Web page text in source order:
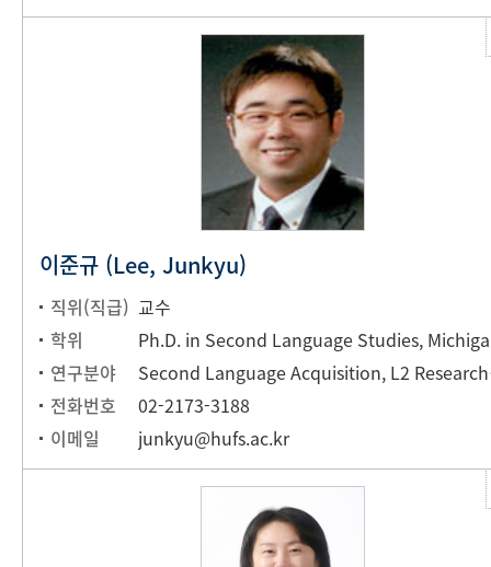
이준규 (Lee, Junkyu)
직위(직급) 교수
학위
연구분야
전화번호
02-2173-3188
이메일
junkyu@hufs.ac.kr